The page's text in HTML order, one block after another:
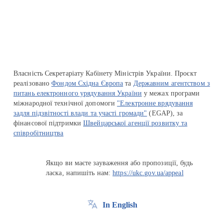
Власність Секретаріату Кабінету Міністрів України. Проєкт
реалізованоФондом Східна Європа та Державним агентством з
питань електронного урядування України у межах програми
міжнародної технічної допомоги "Електронне врядування
задля підзвітності влади та участі громади" (EGAP), за
фінансової підтримкиШвейцарської агенції розвитку та
співробітництва
Якщо ви маєте зауваження або пропозиції, будь
ласка, напишіть нам:https://ukc.gov.ua/appeal
In English